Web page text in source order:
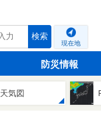
検索
現在地
防災情報
天気図